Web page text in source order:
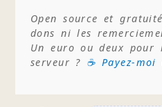
Open source et
dons ni les
Un euro ou deux pour
serveur ? ☕ Payez-